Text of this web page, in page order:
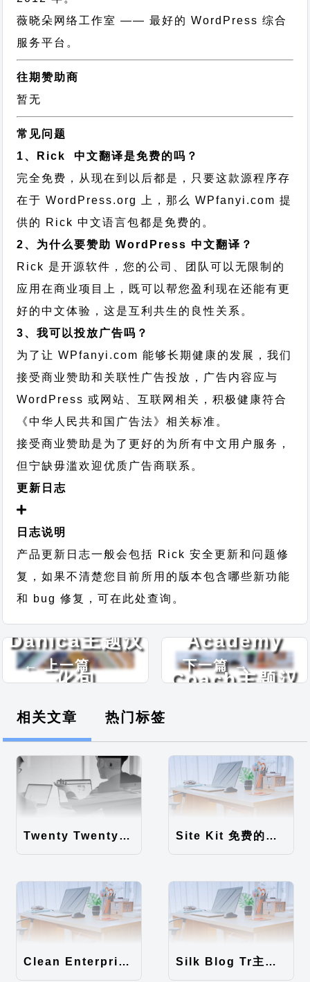
薇晓朵网络工作室 —— 最好的 WordPress 综合
服务平台。
往期赞助商
暂无
常见问题
1、Rick 中文翻译是免费的吗？
完全免费，从现在到以后都是，只要这款源程序存
在于 WordPress.org 上，那么 WPfanyi.com 提
供的 Rick 中文语言包都是免费的。
2、为什么要赞助 WordPress 中文翻译？
Rick 是开源软件，您的公司、团队可以无限制的
应用在商业项目上，既可以帮您盈利现在还能有更
好的中文体验，这是互利共生的良性关系。
3、我可以投放广告吗？
为了让 WPfanyi.com 能够长期健康的发展，我们
接受商业赞助和关联性广告投放，广告内容应与
WordPress 或网站、互联网相关，积极健康符合
《中华人民共和国广告法》相关标准。
接受商业赞助是为了更好的为所有中文用户服务，
但宁缺毋滥欢迎优质广告商联系。
更新日志
日志说明
产品更新日志一般会包括 Rick 安全更新和问题修
复，如果不清楚您目前所用的版本包含哪些新功能
和 bug 修复，可在此处查询。
← 上一篇
Danica主题汉
化包
下一篇 →
Academy
Coach主题汉
相关文章 热门标签
Twenty Twenty-Five 免费的WordPress内容主题 Site Kit 免费的WordPress数据统计插件
Clean Enterprise主题汉化包 Silk Blog Tr主题汉化包